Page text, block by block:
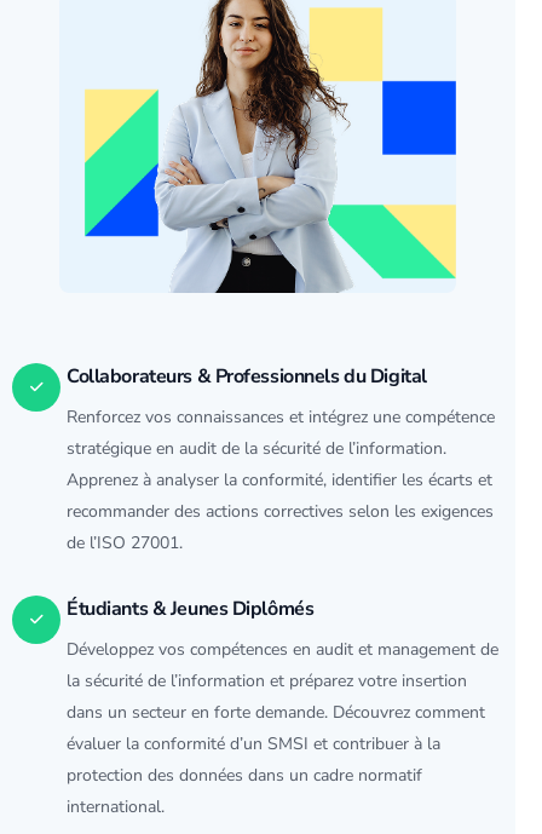
Collaborateurs & Professionnels du Digital
Renforcez vos connaissances et intégrez une compétence
stratégique en audit de la sécurité de l’information.
Apprenez à analyser la conformité, identifier les écarts et
recommander des actions correctives selon les exigences
de l’ISO 27001.
Étudiants & Jeunes Diplômés
Développez vos compétences en audit et management de
la sécurité de l’information et préparez votre insertion
dans un secteur en forte demande. Découvrez comment
évaluer la conformité d’un SMSI et contribuer à la
protection des données dans un cadre normatif
international.